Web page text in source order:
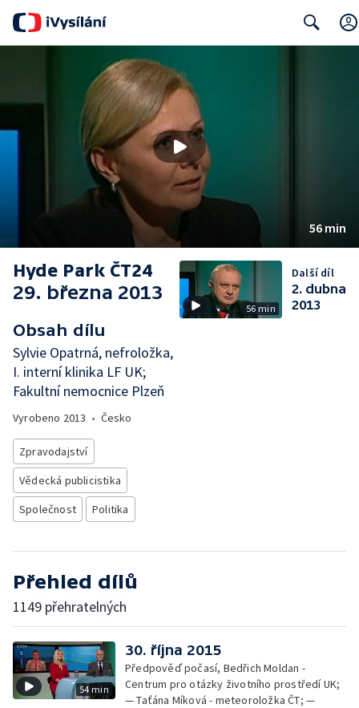
56 min
Hyde Park ČT24
29. března 2013
Obsah dílu
Sylvie Opatrná, nefroložka,
I. interní klinika LF UK;
Fakultní nemocnice Plzeň
Vyrobeno 2013 • Česko
Zpravodajství
Vědecká publicistika
Společnost
Politika
56 min
Další díl
2. dubna
2013
Přehled dílů
1149 přehratelných
54 min
30. října 2015
Předpověď počasí, Bedřich Moldan -
Centrum pro otázky životního prostředí UK;
— Taťána Míková - meteoroložka ČT; —